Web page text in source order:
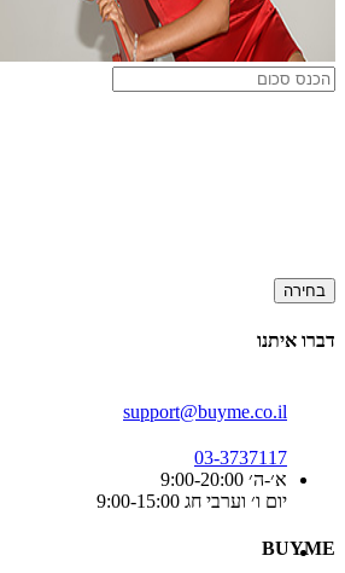
בחירה
דברו איתנו
support@buyme.co.il
03-3737117
א׳-ה׳ 9:00-20:00
יום ו׳ וערבי חג 9:00-15:00
BUYME